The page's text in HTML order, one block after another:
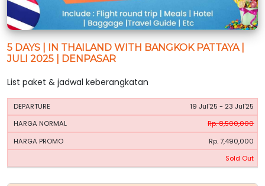
5 DAYS | IN THAILAND WITH BANGKOK PATTAYA |
JULI 2025 | DENPASAR
List paket & jadwal keberangkatan
PERIODE
HARGA
19 Jul'25 - 23 Jul'25
Rp. 8,500,000
Rp. 7,490,000
Sold Out